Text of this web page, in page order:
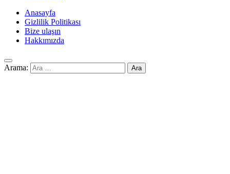
Anasayfa
Gizlilik Politikası
Bize ulaşın
Hakkımızda
Arama: